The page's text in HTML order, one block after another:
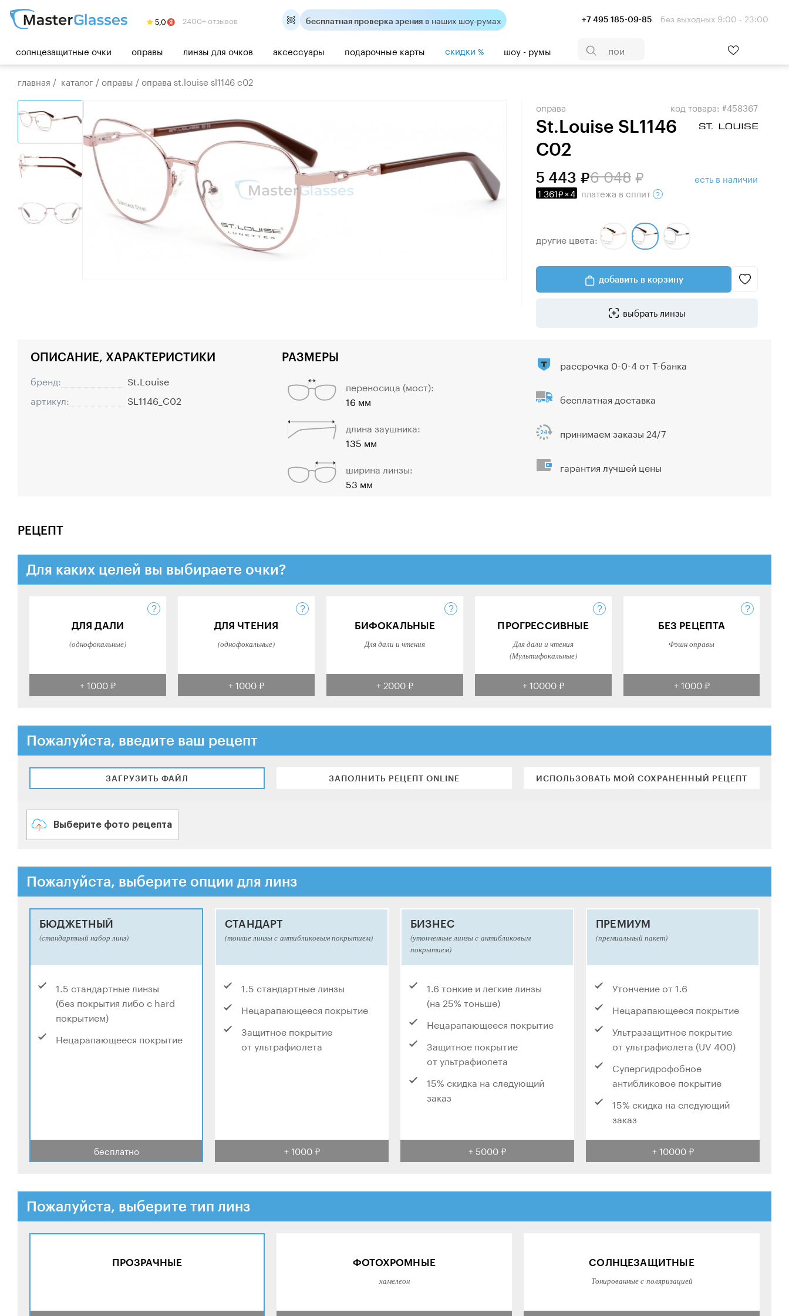
2400+ отзывов +7 495 185-09-85 без выходных 9:00 - 23:00
бесплатная проверка зрения в наших шоу-румах
солнцезащитные очки оправы линзы для очков аксессуары подарочные карты скидки % шоу - румы
главная / каталог /оправы /оправа st.louise sl1146 c02
оправа
St.Louise SL1146
C02
код товара: #458367
6 048
5 443
1 361 ×4 платежа в сплит
есть в наличии
другие цвета:
добавить в корзину
выбрать линзы
ОПИСАНИЕ, ХАРАКТЕРИСТИКИ
бренд:
St.Louise
артикул:
SL1146_C02
РАЗМЕРЫ
переносица (мост):
16 мм
длина заушника:
135 мм
ширина линзы:
53 мм
рассрочка 0-0-4 от Т-банка
бесплатная доставка
принимаем заказы 24/7
гарантия лучшей цены
РЕЦЕПТ
Для каких целей вы выбираете очки?
ДЛЯ ДАЛИ
(однофокальные)
+ 1000 ₽
ДЛЯ ЧТЕНИЯ
(однофокальные)
+ 1000 ₽
БИФОКАЛЬНЫЕ
Для дали и чтения
+ 2000 ₽
ПРОГРЕССИВНЫЕ
Для дали и чтения
(Мультифокальные)
+ 10000 ₽
БЕЗ РЕЦЕПТА
Фэшн оправы
+ 1000 ₽
Пожалуйста, введите ваш рецепт
ЗАГРУЗИТЬ ФАЙЛ ЗАПОЛНИТЬ РЕЦЕПТ ONLINE ИСПОЛЬЗОВАТЬ МОЙ СОХРАНЕННЫЙ РЕЦЕПТ
Выберите фото рецепта
Пожалуйста, выберите опции для линз
БЮДЖЕТНЫЙ
(стандартный набор линз)
1.5 стандартные линзы
(без покрытия либо с hard
покрытием)
Нецарапающееся покрытие
бесплатно
СТАНДАРТ
(тонкие линзы с антибликовым покрытием)
1.5 стандартные линзы
Нецарапающееся покрытие
Защитное покрытие
от ультрафиолета
+ 1000 ₽
БИЗНЕС
(утонченные линзы с антибликовым
покрытием)
1.6 тонкие и легкие линзы
(на 25% тоньше)
Нецарапающееся покрытие
Защитное покрытие
от ультрафиолета
15% скидка на следующий
заказ
+ 5000 ₽
ПРЕМИУМ
(премиальный пакет)
Утончение от 1.6
Нецарапающееся покрытие
Ультразащитное покрытие
от ультрафиолета (UV 400)
Супергидрофобное
антибликовое покрытие
15% скидка на следующий
заказ
+ 10000 ₽
Пожалуйста, выберите тип линз
ПРОЗРАЧНЫЕ ФОТОХРОМНЫЕ
хамелеон
СОЛНЦЕЗАЩИТНЫЕ
Тонированные с поляризацией